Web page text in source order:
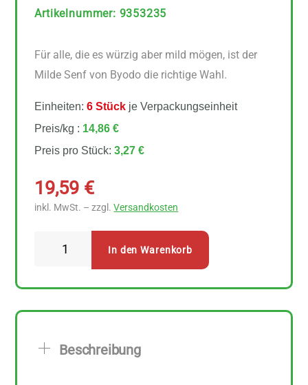
Artikelnummer: 9353235
Für alle, die es würzig aber mild mögen, ist der
Milde Senf von Byodo die richtige Wahl.
Einheiten:6 Stück je Verpackungseinheit
Preis/kg : 14,86 €
Preis pro Stück:3,27 €
19,59 €
inkl. MwSt. – zzgl.Versandkosten
zu
In den Warenkorb
Beschreibung